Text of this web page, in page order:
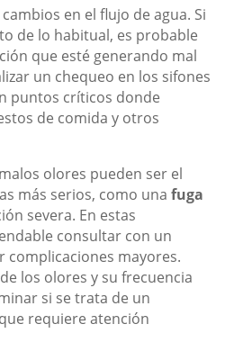
en el flujo de agua. Si
de lo habitual, es probable
que esté generando mal
un chequeo en los sifones
puntos críticos donde
de comida y otros
olores pueden ser el
más serios, como unafuga
severa. En estas
consultar con un
complicaciones mayores.
los olores y su frecuencia
si se trata de un
requiere atención